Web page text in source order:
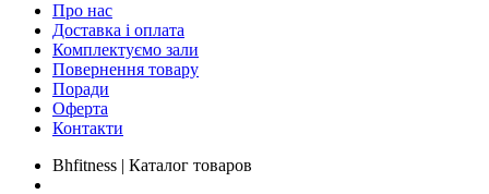
Про нас
Доставка і оплата
Комплектуємо зали
Повернення товару
Поради
Оферта
Контакти
Bhfitness | Каталог товаров